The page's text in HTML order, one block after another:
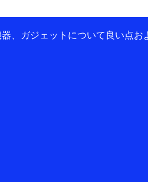
、ガジェットについて良い点